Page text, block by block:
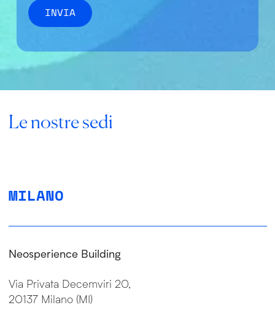
Le nostre sedi
MILANO
Neosperience Building
Via Privata Decemviri 20,
20137 Milano (MI)